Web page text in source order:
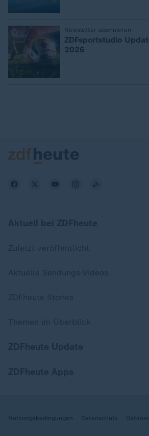
Newsletter abonnieren
ZDFsportstudio
2026
Nutzungsbedingungen Datenschutz